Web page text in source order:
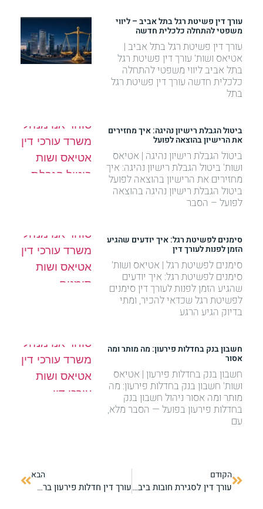
עורך דין פשיטת רגל בתל אביב – ליווי
משפטי להתחלה כלכלית חדשה
עורך דין פשיטת רגל בתל אביב |
אטיאס ושות' עורך דין פשיטת רגל
בתל אביב ליווי משפטי להתחלה
כלכלית חדשה עורך דין פשיטת רגל
בתל
ביטול הגבלת רישיון נהיגה: איך מחזירים
את הרישיון בהוצאה לפועל
ביטול הגבלת רישיון נהיגה | אטיאס
ושות' ביטול הגבלת רישיון נהיגה: איך
מחזירים את הרישיון בהוצאה לפועל
ביטול הגבלת רישיון נהיגה בהוצאה
לפועל – הסבר
סימנים לפשיטת רגל: איך יודעים שהגיע
הזמן לפנות לעורך דין
סימנים לפשיטת רגל | אטיאס ושות'
סימנים לפשיטת רגל: איך יודעים
שהגיע הזמן לפנות לעורך דין סימנים
לפשיטת רגל שכדאי להכיר, ומתי
בדיוק הגיע הרגע
חשבון בנק בחדלות פירעון: מה מותר ומה
אסור
חשבון בנק בחדלות פירעון | אטיאס
ושות' חשבון בנק בחדלות פירעון: מה
מותר ומה אסור ניהול חשבון בנק
בחדלות פירעון בפועל — הסבר מלא,
עם
הקודם
עורך דין לסגירת חובות ביבנה, מודיעין ורמת גן – מחיקת תיקים לצמיתות
הבא
עורך דין חדלות פירעון ברמת גן והמרכז – מחיקת חובות לאנשים פרטיים